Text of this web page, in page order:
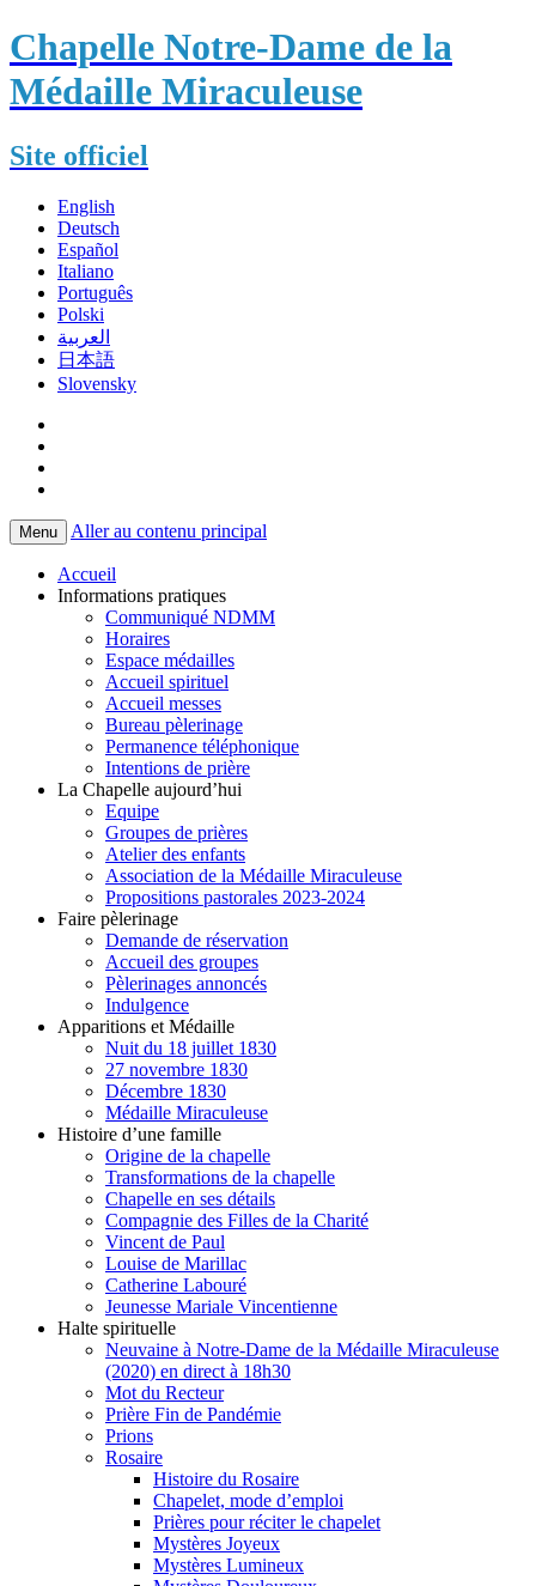
Chapelle Notre-Dame de la
Médaille Miraculeuse
Site officiel
English
Deutsch
Español
Italiano
Português
Polski
العربية
日本語
Slovensky
Menu Aller au contenu principal
Accueil
Informations pratiques
Communiqué NDMM
Horaires
Espace médailles
Accueil spirituel
Accueil messes
Bureau pèlerinage
Permanence téléphonique
Intentions de prière
La Chapelle aujourd’hui
Equipe
Groupes de prières
Atelier des enfants
Association de la Médaille Miraculeuse
Propositions pastorales 2023-2024
Faire pèlerinage
Demande de réservation
Accueil des groupes
Pèlerinages annoncés
Indulgence
Apparitions et Médaille
Nuit du 18 juillet 1830
27 novembre 1830
Décembre 1830
Médaille Miraculeuse
Histoire d’une famille
Origine de la chapelle
Transformations de la chapelle
Chapelle en ses détails
Compagnie des Filles de la Charité
Vincent de Paul
Louise de Marillac
Catherine Labouré
Jeunesse Mariale Vincentienne
Halte spirituelle
Neuvaine à Notre-Dame de la Médaille Miraculeuse
(2020) en direct à 18h30
Mot du Recteur
Prière Fin de Pandémie
Prions
Rosaire
Histoire du Rosaire
Chapelet, mode d’emploi
Prières pour réciter le chapelet
Mystères Joyeux
Mystères Lumineux